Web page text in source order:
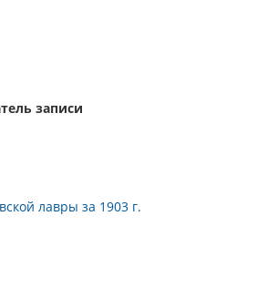
записи
лавры за 1903 г.